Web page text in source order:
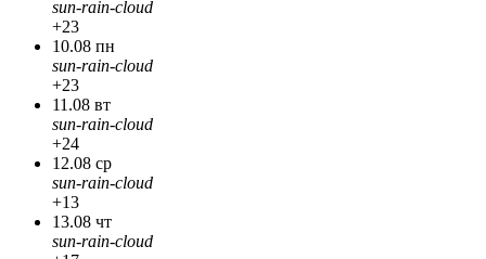
sun-rain-cloud
+23
10.08 пн
sun-rain-cloud
+23
11.08 вт
sun-rain-cloud
+24
12.08 ср
sun-rain-cloud
+13
13.08 чт
sun-rain-cloud